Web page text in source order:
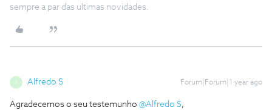
sempre a par das ultimas novidades.
A Alfredo S Forum|Forum|1 year ago
Agradecemos o seu testemunho ​ @Alfredo S,